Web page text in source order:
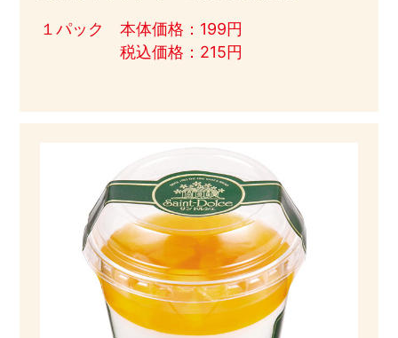
１パック 本体価格：199円
税込価格：215円